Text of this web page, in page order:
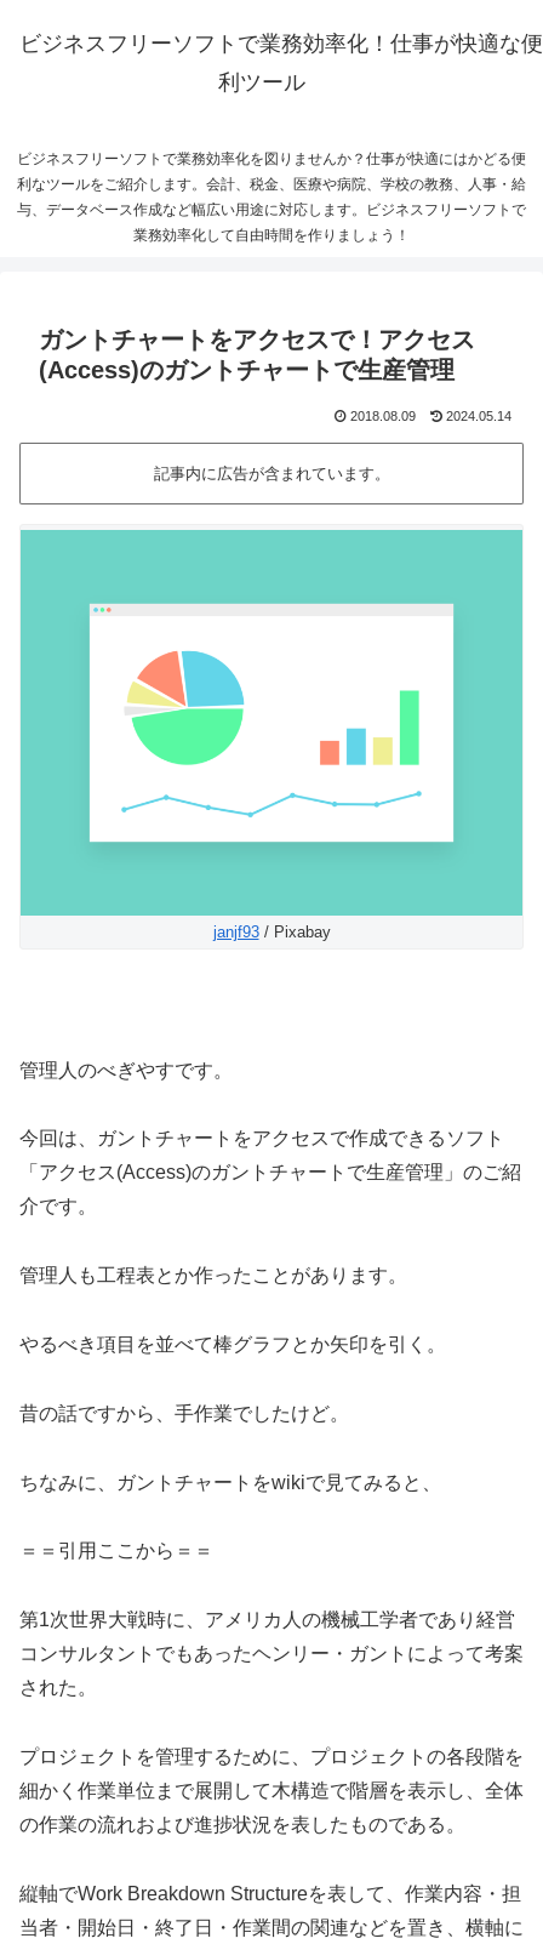
ビジネスフリーソフトで業務効率化！仕事が快適な便
利ツール
ビジネスフリーソフトで業務効率化を図りませんか？仕事が快適にはかどる便
利なツールをご紹介します。会計、税金、医療や病院、学校の教務、人事・給
与、データベース作成など幅広い用途に対応します。ビジネスフリーソフトで
業務効率化して自由時間を作りましょう！
ガントチャートをアクセスで！アクセス
(Access)のガントチャートで生産管理
2018.08.09 2024.05.14
記事内に広告が含まれています。
janjf93/ Pixabay
管理人のべぎやすです。
今回は、ガントチャートをアクセスで作成できるソフト
「アクセス(Access)のガントチャートで生産管理」のご紹
介です。
管理人も工程表とか作ったことがあります。
やるべき項目を並べて棒グラフとか矢印を引く。
昔の話ですから、手作業でしたけど。
ちなみに、ガントチャートをwikiで見てみると、
＝＝引用ここから＝＝
第1次世界大戦時に、アメリカ人の機械工学者であり経営
コンサルタントでもあったヘンリー・ガントによって考案
された。
プロジェクトを管理するために、プロジェクトの各段階を
細かく作業単位まで展開して木構造で階層を表示し、全体
の作業の流れおよび進捗状況を表したものである。
縦軸でWork Breakdown Structureを表して、作業内容・担
当者・開始日・終了日・作業間の関連などを置き、横軸に